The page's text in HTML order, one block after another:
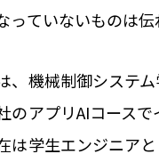
っていないものは伝
、機械制御システ
のアプリAIコースで
は学生エンジニア